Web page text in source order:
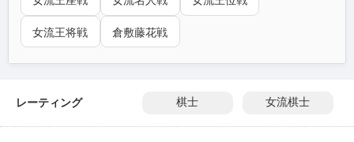
女流王将戦 倉敷藤花戦
レーティング 棋士 女流棋士